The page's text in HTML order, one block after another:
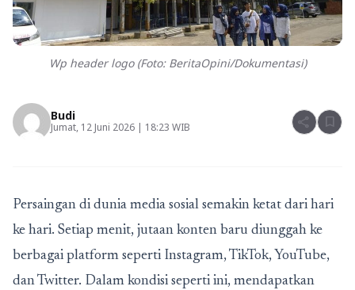
Wp header logo (Foto: BeritaOpini/Dokumentasi)
Budi
Jumat, 12 Juni 2026 | 18:23 WIB share bookmark
Persaingan di dunia media sosial semakin ketat dari hari
ke hari. Setiap menit, jutaan konten baru diunggah ke
berbagai platform seperti Instagram, TikTok, YouTube,
dan Twitter. Dalam kondisi seperti ini, mendapatkan